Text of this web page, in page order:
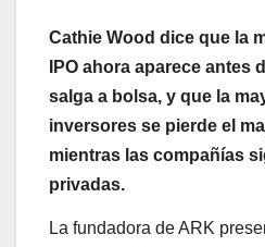
Cathie Wood dice que la
IPO ahora aparece antes
salga a bolsa, y que la
inversores se pierde el
mientras las compañías
privadas.
La fundadora de ARK